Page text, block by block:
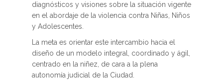
diagnósticos y visiones sobre la situación vigente
en el abordaje de la violencia contra Niñas, Niños
y Adolescentes.
La meta es orientar este intercambio hacia el
diseño de un modelo integral, coordinado y ágil,
centrado en la niñez, de cara a la plena
autonomía judicial de la Ciudad.